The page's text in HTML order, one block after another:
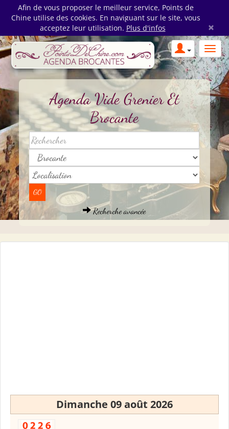
Afin de vous proposer le meilleur service, Points de
Chine utilise des cookies. En naviguant sur le site, vous
acceptez leur utilisation. Plus d'infos ×
Agenda Vide Grenier Et
Brocante
Recherche avancée
Dimanche 09 août 2026